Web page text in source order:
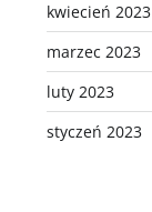
kwiecień 2023
marzec 2023
luty 2023
styczeń 2023